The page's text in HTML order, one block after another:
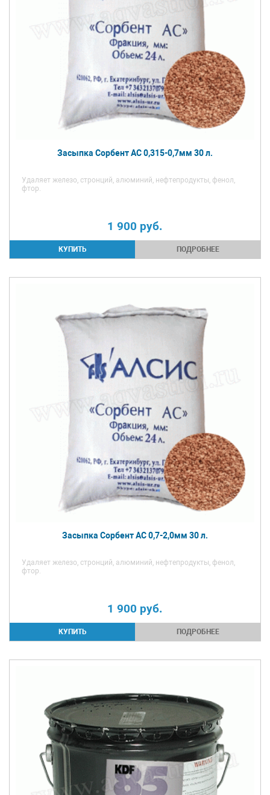
Засыпка Сорбент АС 0,315-0,7мм 30 л.
Удаляет железо, стронций, алюминий, нефтепродукты, фенол,
фтор.
1 900 руб.
ПОДРОБНЕЕ
Засыпка Сорбент АС 0,7-2,0мм 30 л.
Удаляет железо, стронций, алюминий, нефтепродукты, фенол,
фтор.
1 900 руб.
ПОДРОБНЕЕ